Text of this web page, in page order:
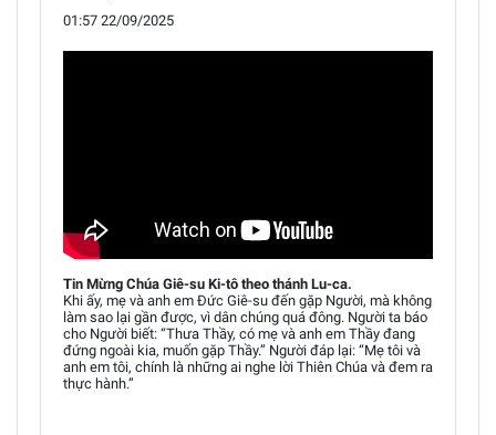
01:57 22/09/2025
Tin Mừng Chúa Giê-su Ki-tô theo thánh Lu-ca.
Khi ấy, mẹ và anh em Đức Giê-su đến gặp Người, mà không
làm sao lại gần được, vì dân chúng quá đông. Người ta báo
cho Người biết: “Thưa Thầy, có mẹ và anh em Thầy đang
đứng ngoài kia, muốn gặp Thầy.” Người đáp lại: “Mẹ tôi và
anh em tôi, chính là những ai nghe lời Thiên Chúa và đem ra
thực hành.”